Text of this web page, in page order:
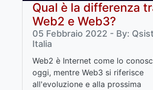
Qual è la differenza
Web2 e Web3?
05 Febbraio 2022 - By:
Italia
Web2 è Internet come lo
oggi, mentre Web3 si riferisce
all'evoluzione e alla prossima